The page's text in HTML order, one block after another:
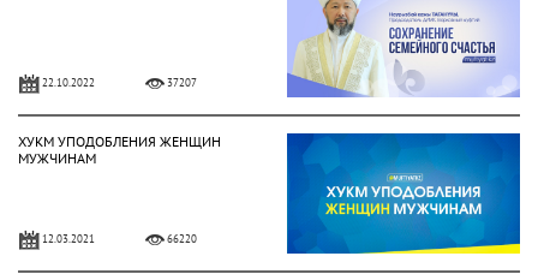
22.10.2022 37207
ХУКМ УПОДОБЛЕНИЯ ЖЕНЩИН
МУЖЧИНАМ
12.03.2021 66220